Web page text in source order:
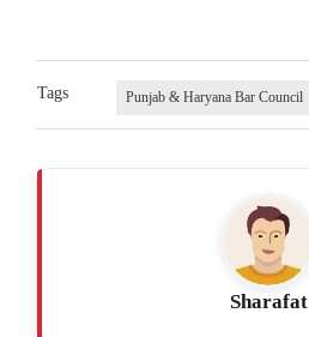
Tags Punjab & Haryana Bar Council
Sharafat